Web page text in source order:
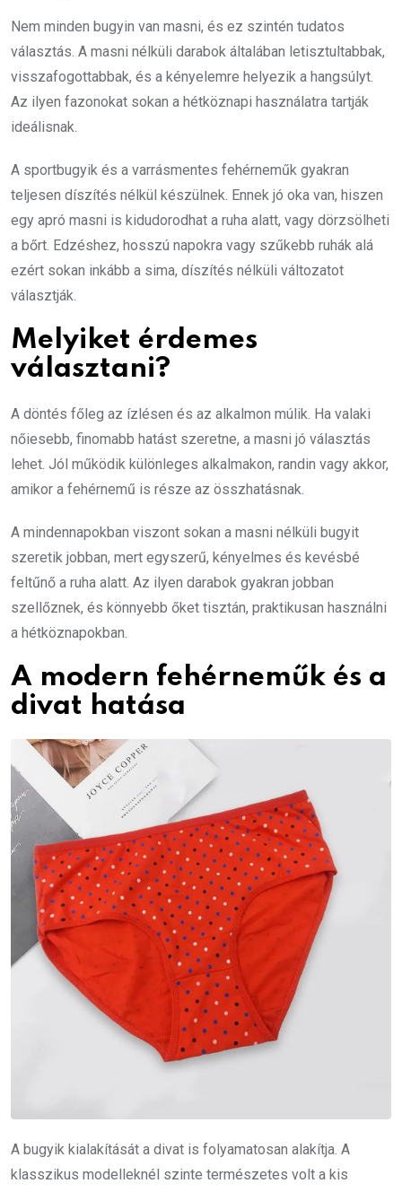
Nem minden bugyin van masni, és ez szintén tudatos
választás. A masni nélküli darabok általában letisztultabbak,
visszafogottabbak, és a kényelemre helyezik a hangsúlyt.
Az ilyen fazonokat sokan a hétköznapi használatra tartják
ideálisnak.
A sportbugyik és a varrásmentes fehérneműk gyakran
teljesen díszítés nélkül készülnek. Ennek jó oka van, hiszen
egy apró masni is kidudorodhat a ruha alatt, vagy dörzsölheti
a bőrt. Edzéshez, hosszú napokra vagy szűkebb ruhák alá
ezért sokan inkább a sima, díszítés nélküli változatot
választják.
Melyiket érdemes
választani?
A döntés főleg az ízlésen és az alkalmon múlik. Ha valaki
nőiesebb, finomabb hatást szeretne, a masni jó választás
lehet. Jól működik különleges alkalmakon, randin vagy akkor,
amikor a fehérnemű is része az összhatásnak.
A mindennapokban viszont sokan a masni nélküli bugyit
szeretik jobban, mert egyszerű, kényelmes és kevésbé
feltűnő a ruha alatt. Az ilyen darabok gyakran jobban
szellőznek, és könnyebb őket tisztán, praktikusan használni
a hétköznapokban.
A modern fehérneműk és a
divat hatása
A bugyik kialakítását a divat is folyamatosan alakítja. A
klasszikus modelleknél szinte természetes volt a kis